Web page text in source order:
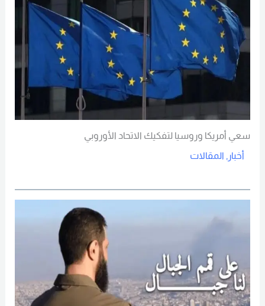
سعي أمريكا وروسيا لتفكيك الاتحاد الأوروبي
أخبار , المقالات